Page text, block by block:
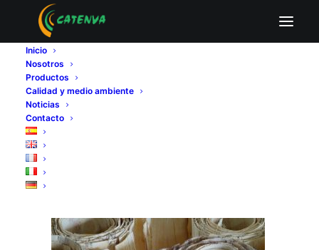
Inicio
Nosotros
Productos
Calidad y medio ambiente
Noticias
Contacto
Dónde comprar tableros contrachapados de
Home
Evolución del tablero contrachapado
Dónde comprar tableros contrachapados de madera de